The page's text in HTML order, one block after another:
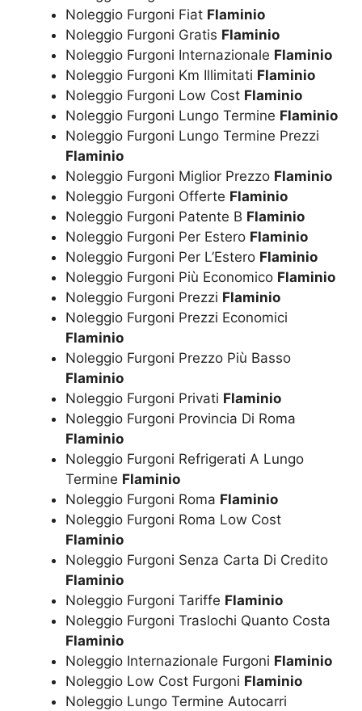
Noleggio Furgoni Fiat Flaminio
Noleggio Furgoni Gratis Flaminio
Noleggio Furgoni Internazionale Flaminio
Noleggio Furgoni Km Illimitati Flaminio
Noleggio Furgoni Low Cost Flaminio
Noleggio Furgoni Lungo Termine Flaminio
Noleggio Furgoni Lungo Termine Prezzi
Flaminio
Noleggio Furgoni Miglior Prezzo Flaminio
Noleggio Furgoni Offerte Flaminio
Noleggio Furgoni Patente B Flaminio
Noleggio Furgoni Per Estero Flaminio
Noleggio Furgoni Per L’Estero Flaminio
Noleggio Furgoni Più Economico Flaminio
Noleggio Furgoni Prezzi Flaminio
Noleggio Furgoni Prezzi Economici
Flaminio
Noleggio Furgoni Prezzo Più Basso
Flaminio
Noleggio Furgoni Privati Flaminio
Noleggio Furgoni Provincia Di Roma
Flaminio
Noleggio Furgoni Refrigerati A Lungo
Termine Flaminio
Noleggio Furgoni Roma Flaminio
Noleggio Furgoni Roma Low Cost
Flaminio
Noleggio Furgoni Senza Carta Di Credito
Flaminio
Noleggio Furgoni Tariffe Flaminio
Noleggio Furgoni Traslochi Quanto Costa
Flaminio
Noleggio Internazionale Furgoni Flaminio
Noleggio Low Cost Furgoni Flaminio
Noleggio Lungo Termine Autocarri